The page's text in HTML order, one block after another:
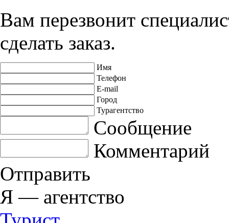
Вам перезвонит
сделать заказ.
Имя
Телефон
E-mail
Город
Турагентство
Сообщение
Комментарий
Отправить
Я — агентство